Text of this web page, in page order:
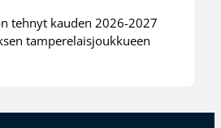
tehnyt kauden 2026-2027
tamperelaisjoukkueen